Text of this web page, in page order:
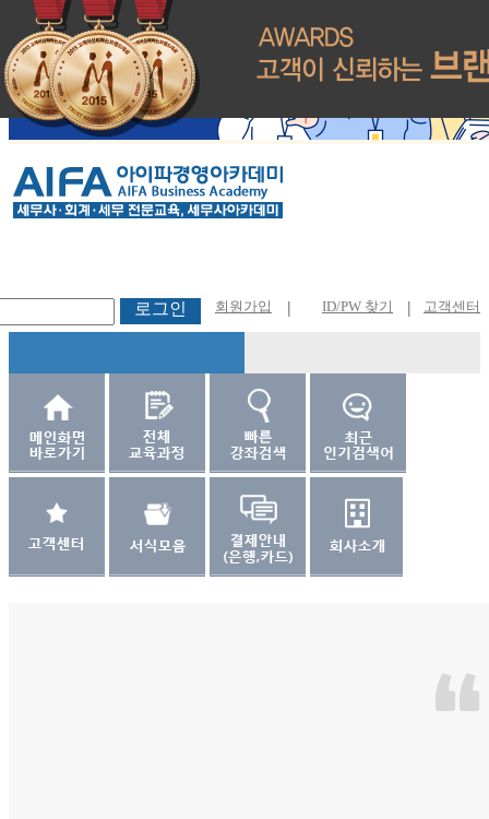
고객센터
|
ID/PW 찾기
|
회원가입
로그인